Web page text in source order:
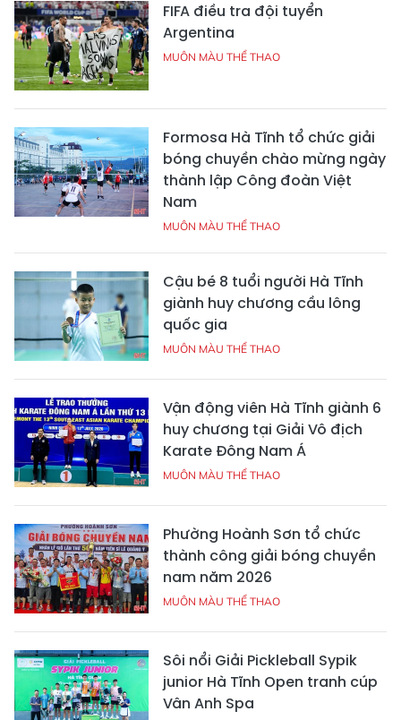
FIFA điều tra đội tuyển
Argentina
MUÔN MÀU THỂ THAO
Formosa Hà Tĩnh tổ chức giải
bóng chuyền chào mừng ngày
thành lập Công đoàn Việt
Nam
MUÔN MÀU THỂ THAO
Cậu bé 8 tuổi người Hà Tĩnh
giành huy chương cầu lông
quốc gia
MUÔN MÀU THỂ THAO
Vận động viên Hà Tĩnh giành 6
huy chương tại Giải Vô địch
Karate Đông Nam Á
MUÔN MÀU THỂ THAO
Phường Hoành Sơn tổ chức
thành công giải bóng chuyền
nam năm 2026
MUÔN MÀU THỂ THAO
Sôi nổi Giải Pickleball Sypik
junior Hà Tĩnh Open tranh cúp
Vân Anh Spa